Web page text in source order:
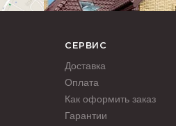
СЕРВИС
Доставка
Оплата
Как оформить заказ
Гарантии